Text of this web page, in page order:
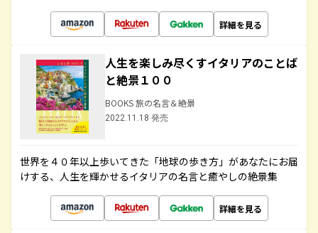
詳細を見る
人生を楽しみ尽くすイタリアのことば
と絶景１００
BOOKS 旅の名言＆絶景
2022.11.18 発売
世界を４０年以上歩いてきた「地球の歩き方」があなたにお届
けする、人生を輝かせるイタリアの名言と癒やしの絶景集
詳細を見る